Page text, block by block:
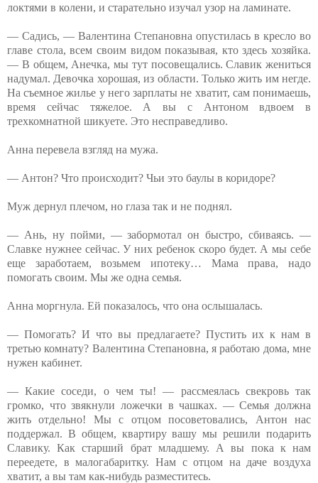
локтями в колени, и старательно изучал узор на ламинате.
— Садись, — Валентина Степановна опустилась в кресло во
главе стола, всем своим видом показывая, кто здесь хозяйка.
— В общем, Анечка, мы тут посовещались. Славик жениться
надумал. Девочка хорошая, из области. Только жить им негде.
На съемное жилье у него зарплаты не хватит, сам понимаешь,
время сейчас тяжелое. А вы с Антоном вдвоем в
трехкомнатной шикуете. Это несправедливо.
Анна перевела взгляд на мужа.
— Антон? Что происходит? Чьи это баулы в коридоре?
Муж дернул плечом, но глаза так и не поднял.
— Ань, ну пойми, — забормотал он быстро, сбиваясь. —
Славке нужнее сейчас. У них ребенок скоро будет. А мы себе
еще заработаем, возьмем ипотеку… Мама права, надо
помогать своим. Мы же одна семья.
Анна моргнула. Ей показалось, что она ослышалась.
— Помогать? И что вы предлагаете? Пустить их к нам в
третью комнату? Валентина Степановна, я работаю дома, мне
нужен кабинет.
— Какие соседи, о чем ты! — рассмеялась свекровь так
громко, что звякнули ложечки в чашках. — Семья должна
жить отдельно! Мы с отцом посоветовались, Антон нас
поддержал. В общем, квартиру вашу мы решили подарить
Славику. Как старший брат младшему. А вы пока к нам
переедете, в малогабаритку. Нам с отцом на даче воздуха
хватит, а вы там как-нибудь разместитесь.